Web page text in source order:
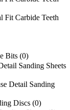
Carbide Teeth
Bits (0)
Sanding Sheets
Detail Sanding
Discs (0)